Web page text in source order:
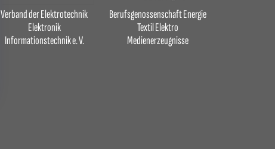
Verband der Elektrotechnik
Elektronik
Informationstechnik e. V.
Berufsgenossenschaft Energie
Textil Elektro
Medienerzeugnisse